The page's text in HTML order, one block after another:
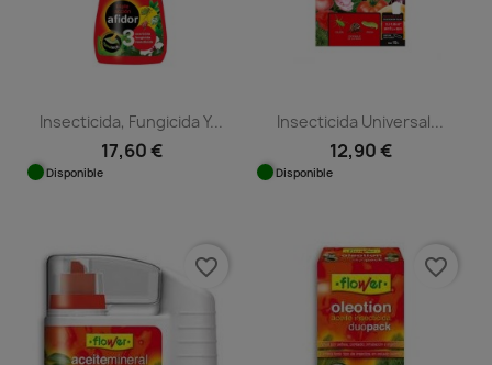
Insecticida, Fungicida Y...
17,60 €
Disponible
Insecticida Universal...
12,90 €
Disponible
favorite_border favorite_border